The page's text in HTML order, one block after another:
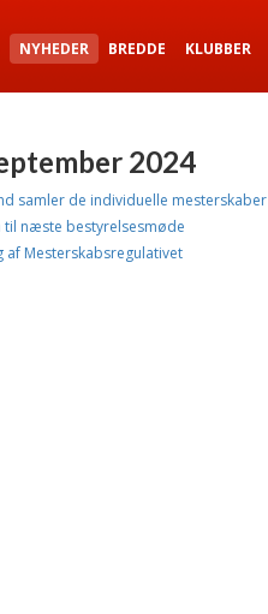
NYHEDER BREDDE KLUBBER
2024
samler de individuelle mesterskaber
til næste bestyrelsesmøde
af Mesterskabsregulativet